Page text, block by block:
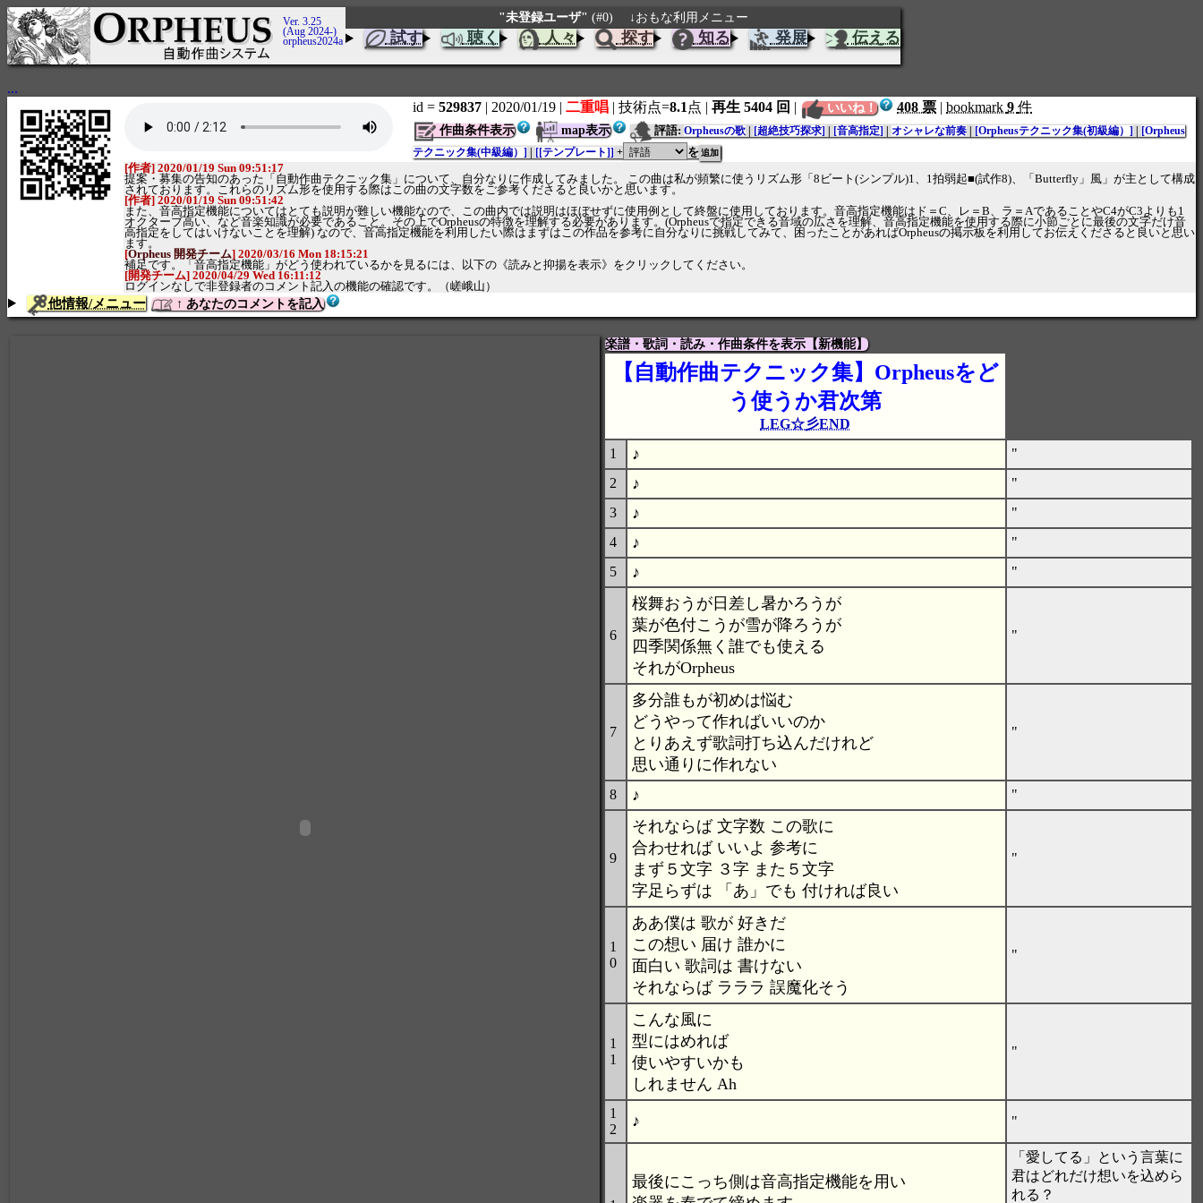
Ver. 3.25
(Aug 2024-)
orpheus2024a
"未登録ユーザ" (#0) ↓おもな利用メニュー
試す 聴く 人々 探す 知る 発展 伝える
...
id = 529837 | 2020/01/19 | 二重唱 | 技術点=8.1 点 | 再生 5404 回 | いいね！ 408 票 | bookmark 9 件
作曲条件表示 map表示 評語: Orpheusの歌 [超絶技巧探求] [音高指定] オシャレな前奏 [Orpheusテクニック集(初級編）] [Orpheus
テクニック集(中級編）] [[テンプレート]] +
を
[作者] 2020/01/19 Sun 09:51:17
提案・募集の告知のあった「自動作曲テクニック集」について、自分なりに作成してみました。 この曲は私が頻繁に使うリズム形「8ビート(シンプル)1、1拍弱起■(試作8)、「Butterfly」風」が主として構成
されております。これらのリズム形を使用する際はこの曲の文字数をご参考くださると良いかと思います。
[作者] 2020/01/19 Sun 09:51:42
また、音高指定機能についてはとても説明が難しい機能なので、この曲内では説明はほぼせずに使用例として終盤に使用しております。音高指定機能はド＝C、レ＝B、ラ＝AであることやC4がC3よりも1
オクターブ高い、など音楽知識が必要であること。その上でOrpheusの特徴を理解する必要があります。(Orpheusで指定できる音域の広さを理解、音高指定機能を使用する際に小節ごとに最後の文字だけ音
高指定をしてはいけないことを理解) なので、音高指定機能を利用したい際はまずはこの作品を参考に自分なりに挑戦してみて、困ったことがあればOrpheusの掲示板を利用してお伝えくださると良いと思い
ます。
[Orpheus 開発チーム] 2020/03/16 Mon 18:15:21
補足です。「音高指定機能」がどう使われているかを見るには、以下の《読みと抑揚を表示》をクリックしてください。
[開発チーム] 2020/04/29 Wed 16:11:12
ログインなしで非登録者のコメント記入の機能の確認です。（嵯峨山）
他情報/メニュー ↑ あなたのコメントを記入
楽譜・歌詞・読み・作曲条件を表示【新機能】
【自動作曲テクニック集】Orpheusをど
う使うか君次第
LEG☆彡END
1
♪
"
2
♪
"
3
♪
"
4
♪
"
5
♪ "
6
桜舞おうが日差し暑かろうが
葉が色付こうが雪が降ろうが
四季関係無く誰でも使える
それがOrpheus
"
7
多分誰もが初めは悩む
どうやって作ればいいのか
とりあえず歌詞打ち込んだけれど
思い通りに作れない
"
8 ♪ "
9
それならば 文字数 この歌に
合わせれば いいよ 参考に
まず５文字 ３字 また５文字
字足らずは 「あ」でも 付ければ良い
"
1
0
ああ僕は 歌が 好きだ
この想い 届け 誰かに
面白い 歌詞は 書けない
それならば ラララ 誤魔化そう
"
1
1
こんな風に
型にはめれば
使いやすいかも
しれません Ah
"
1
2
♪ "
最後にこっち側は音高指定機能を用い
「愛してる」という言葉に
君はどれだけ想いを込めら
れる？